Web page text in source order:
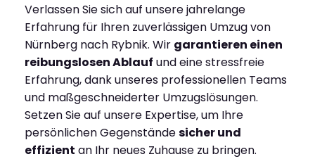
Verlassen Sie sich auf unsere jahrelange
Erfahrung für Ihren zuverlässigen Umzug von
Nürnberg nach Rybnik. Wir garantieren einen
reibungslosen Ablauf und eine stressfreie
Erfahrung, dank unseres professionellen Teams
und maßgeschneiderter Umzugslösungen.
Setzen Sie auf unsere Expertise, um Ihre
persönlichen Gegenständesicher und
effizient an Ihr neues Zuhause zu bringen.